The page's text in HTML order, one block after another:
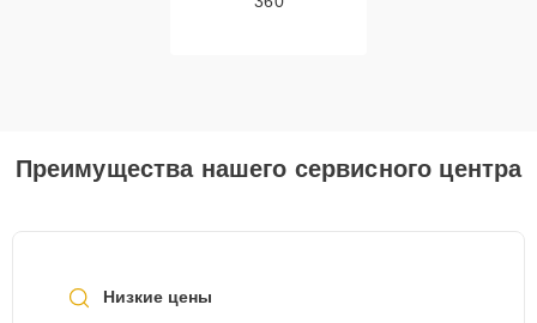
Преимущества нашего сервисного центра
Низкие цены